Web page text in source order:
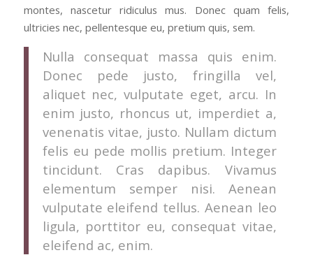
montes, nascetur ridiculus mus. Donec quam felis,
ultricies nec, pellentesque eu, pretium quis, sem.
Nulla consequat massa quis enim.
Donec pede justo, fringilla vel,
aliquet nec, vulputate eget, arcu. In
enim justo, rhoncus ut, imperdiet a,
venenatis vitae, justo. Nullam dictum
felis eu pede mollis pretium. Integer
tincidunt. Cras dapibus. Vivamus
elementum semper nisi. Aenean
vulputate eleifend tellus. Aenean leo
ligula, porttitor eu, consequat vitae,
eleifend ac, enim.